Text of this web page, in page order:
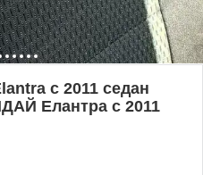
с 2011 седан
Елантра с 2011